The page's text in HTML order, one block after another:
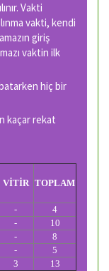
Vakti
vakti, kendi
giriş
vaktin ilk
hiç bir
kaçar rekat
VİTİR TOPLAM
-
4
-
10
-
8
-
5
3 13